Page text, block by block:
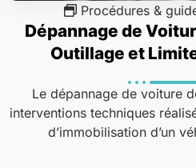
Procédures &
Dépannage de
Outillage et
Le dépannage de voiture
interventions techniques
d’immobilisation d’un